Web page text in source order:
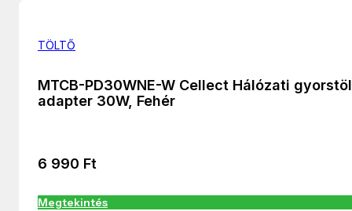
TÖLTŐ
MTCB-PD30WNE-W Cellect Hálózati
adapter 30W, Fehér
6 990 Ft
Megtekintés